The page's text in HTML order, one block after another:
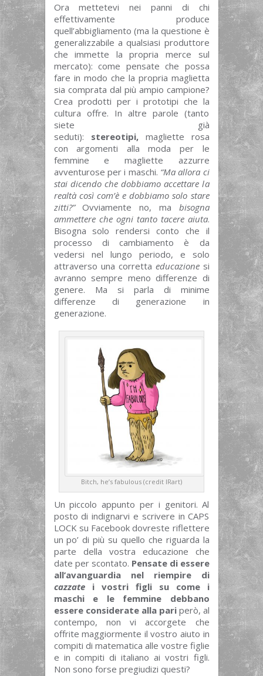
Ora mettetevi nei panni di chi
effettivamente produce
quell’abbigliamento (ma la questione è
generalizzabile a qualsiasi produttore
che immette la propria merce sul
mercato): come pensate che possa
fare in modo che la propria maglietta
sia comprata dal più ampio campione?
Crea prodotti per i prototipi che la
cultura offre. In altre parole (tanto
siete già
seduti): stereotipi,magliette rosa
con argomenti alla moda per le
femmine e magliette azzurre
avventurose per i maschi. “Ma allora ci
stai dicendo che dobbiamo accettare la
realtà così com’è e dobbiamo solo stare
zitti?”Ovviamente no, ma bisogna
ammettere che ogni tanto tacere aiuta.
Bisogna solo rendersi conto che il
processo di cambiamento è da
vedersi nel lungo periodo, e solo
attraverso una corretta educazionesi
avranno sempre meno differenze di
genere. Ma si parla di minime
differenze di generazione in
generazione.
Bitch, he’s fabulous (credit IRart)
Un piccolo appunto per i genitori. Al
posto di indignarvi e scrivere in CAPS
LOCK su Facebook dovreste riflettere
un po’ di più su quello che riguarda la
parte della vostra educazione che
date per scontato. Pensate di essere
all’avanguardia nel riempire di
cazzatei vostri figli su come i
maschi e le femmine debbano
essere considerate alla pariperò, al
contempo, non vi accorgete che
offrite maggiormente il vostro aiuto in
compiti di matematica alle vostre figlie
e in compiti di italiano ai vostri figli.
Non sono forse pregiudizi questi?